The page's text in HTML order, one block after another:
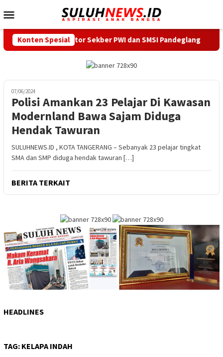
ke
Mobile
Konten Spesial
Kantor Sekber PWI dan SMSI Pandeglang Ardi
07/06/2024
Polisi Amankan 23 Pelajar Di Kawasan
Modernland Bawa Sajam Diduga
Hendak Tawuran
SULUHNEWS.ID , KOTA TANGERANG – Sebanyak 23 pelajar tingkat
SMA dan SMP diduga hendak tawuran […]
BERITA TERKAIT
HEADLINES
TAG: KELAPA INDAH